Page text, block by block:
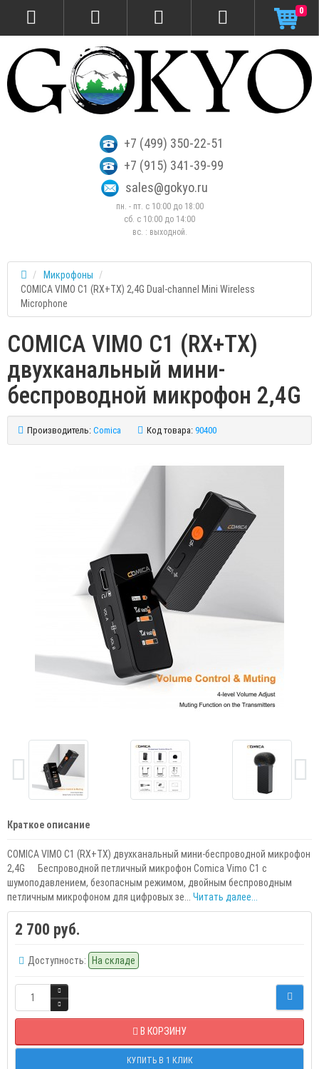
+7 (499) 350-22-51
+7 (915) 341-39-99
sales@gokyo.ru
пн. - пт. с 10:00 до 18:00
сб. c 10:00 до 14:00
вс. : выходной.
0
Микрофоны
COMICA VIMO C1 (RX+TX) 2,4G Dual-channel Mini Wireless
Microphone
COMICA VIMO C1 (RX+TX)
двухканальный мини-
беспроводной микрофон 2,4G
Производитель: Comica Код товара: 90400
Краткое описание
COMICA VIMO C1 (RX+TX) двухканальный мини-беспроводной микрофон
2,4G Беспроводной петличный микрофон Comica Vimo C1 с
шумоподавлением, безопасным режимом, двойным беспроводным
петличным микрофоном для цифровых зе... Читать далее...
2 700 руб.
Доступность: На складе
В КОРЗИНУ
КУПИТЬ В 1 КЛИК